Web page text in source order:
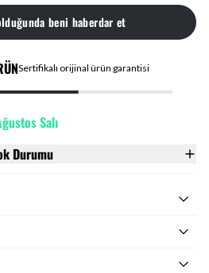
beni haberdar et
Sertifikalı orijinal ürün garantisi
Salı
Durumu